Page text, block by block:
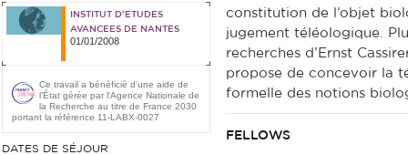
INSTITUT D'ETUDES
AVANCEES DE NANTES
01/01/2008
Ce travail a bénéficié d'une aide de
l’État gérée par l'Agence Nationale de
la Recherche au titre de France 2030
portant la référence 11-LABX-0027
DATES DE SÉJOUR
constitution de l’objet
jugement téléologique.
recherches d’Ernst
propose de concevoir la
formelle des notions
FELLOWS